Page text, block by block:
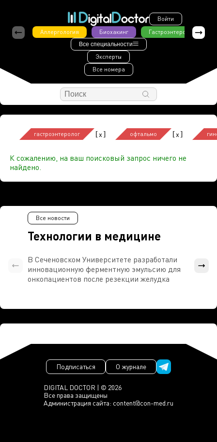
Войти
Аллергология
Биохакинг Гастроэнтерология
Все специальности
Эксперты
Все номера
гастроэнтеролог [x] офтальмо [x]
К сожалению, на ваш поисковый запрос ничего не
найдено.
Технологии в медицине
Все новости
В Сеченовском Университете разработали
инновационную ферментную эмульсию для
онкопациентов после резекции желудка
DIGITAL DOCTOR | © 2026
Все права защищены
Администрация сайта: content@con-med.ru
Подписаться О журнале